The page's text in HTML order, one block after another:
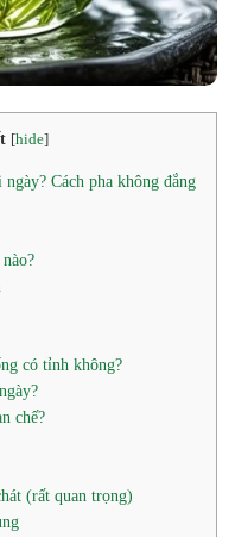
[hide]
Cách pha không đắng
có tỉnh không?
chế?
(rất quan trọng)